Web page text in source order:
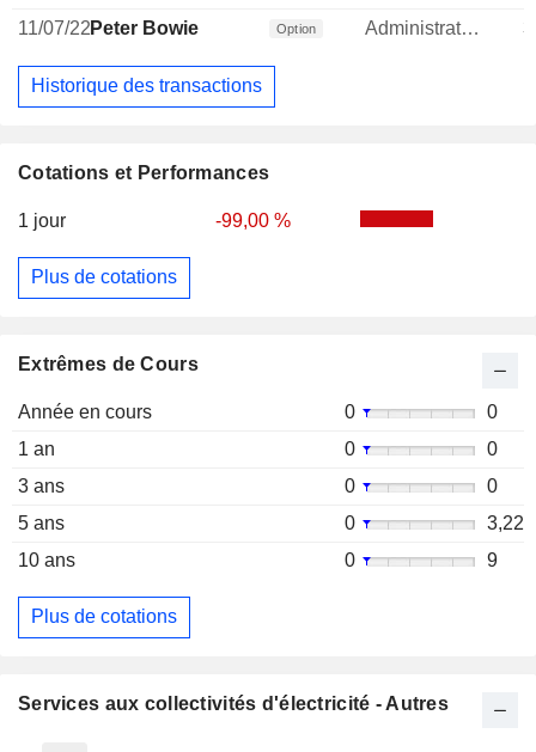
Cotations et Performances
1 jour -99,00 %
Plus de cotations
Extrêmes de Cours
Année en cours 0
0
1 an
0
0
3 ans
0
0
5 ans
0
3,22
10 ans
0 9
Plus de cotations
11/07/22Peter Bowie Option Administrateur
Historique des transactions
Services aux collectivités d'électricité - Autres